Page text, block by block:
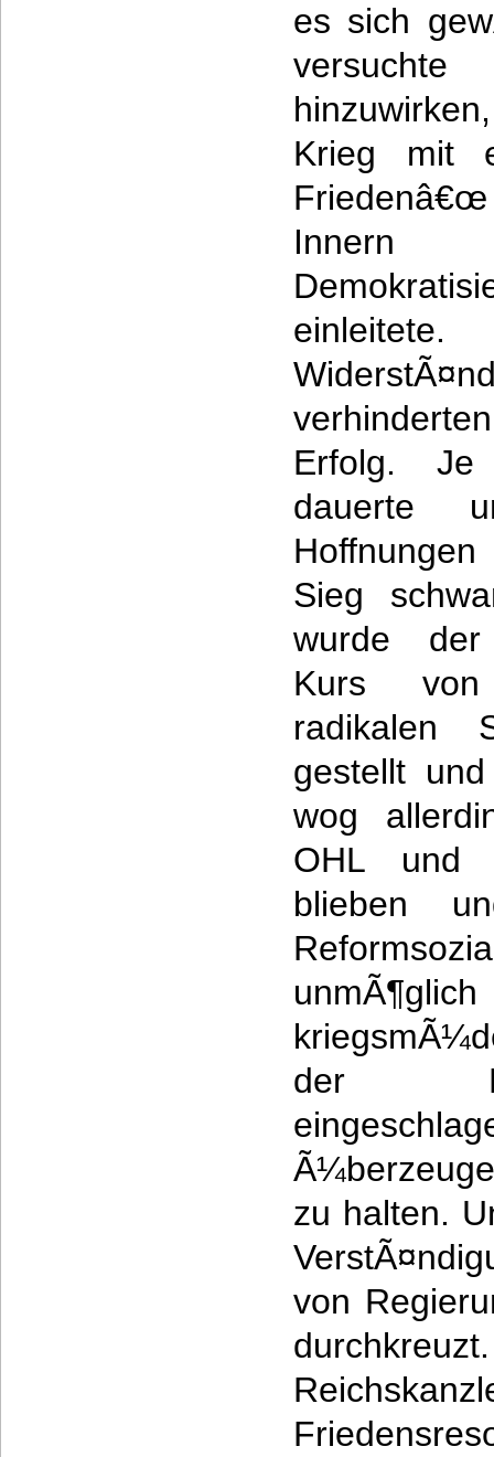
es sich
Krieg mit
Innern
Erfolg.
dauerte
Sieg
wurde der
Kurs von
radikalen
gestellt
wog
OHL und
blieben
der
zu halten.
von